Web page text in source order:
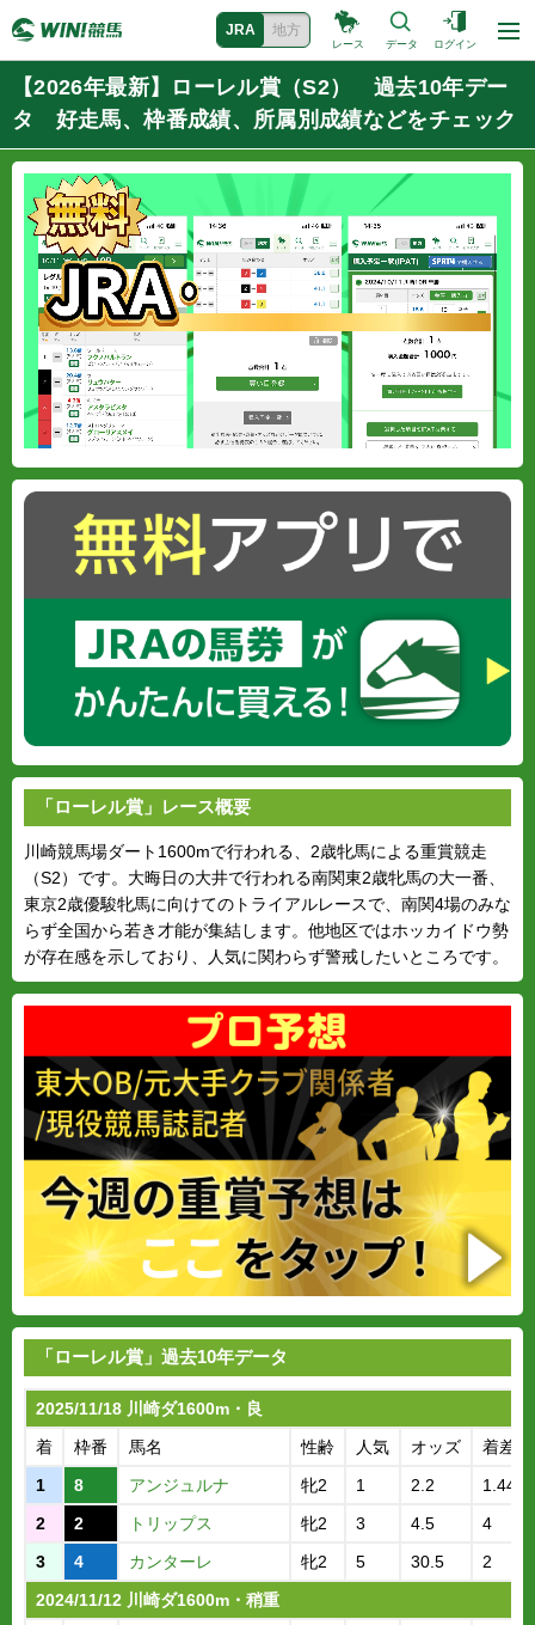
JRA 地方
レース データ ログイン
【2026年最新】ローレル賞（S2） 過去10年デー
タ 好走馬、枠番成績、所属別成績などをチェック
「ローレル賞」レース概要
川崎競馬場ダート1600mで行われる、2歳牝馬による重賞競走
（S2）です。大晦日の大井で行われる南関東2歳牝馬の大一番、
東京2歳優駿牝馬に向けてのトライアルレースで、南関4場のみな
らず全国から若き才能が集結します。他地区ではホッカイドウ勢
が存在感を示しており、人気に関わらず警戒したいところです。
「ローレル賞」過去10年データ
2025/11/18 川崎ダ1600m・良
着
枠番 馬名 性齢 人気 オッズ
着差
1
8 アンジュルナ 牝2 1 2.2
1.44.1
2
2 トリップス 牝2 3 4.5
4
3
4 カンターレ 牝2 5 30.5
2
2024/11/12 川崎ダ1600m・稍重